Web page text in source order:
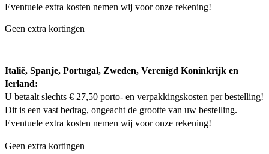
Eventuele extra kosten nemen wij voor onze rekening!
Geen extra kortingen
Italië, Spanje, Portugal, Zweden, Verenigd Koninkrijk en
Ierland:
U betaalt slechts € 27,50 porto- en verpakkingskosten per bestelling!
Dit is een vast bedrag, ongeacht de grootte van uw bestelling.
Eventuele extra kosten nemen wij voor onze rekening!
Geen extra kortingen